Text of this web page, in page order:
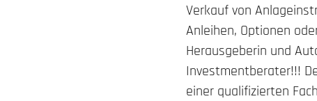
Verkauf von
Anleihen, Optionen
Herausgeberin und
Investmentberater!!!
einer qualifizierten